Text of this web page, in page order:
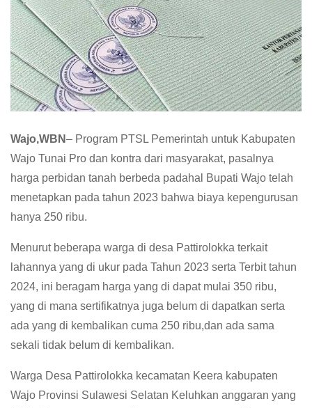
Wajo,WBN– Program PTSL Pemerintah untuk Kabupaten
Wajo Tunai Pro dan kontra dari masyarakat, pasalnya
harga perbidan tanah berbeda padahal Bupati Wajo telah
menetapkan pada tahun 2023 bahwa biaya kepengurusan
hanya 250 ribu.
Menurut beberapa warga di desa Pattirolokka terkait
lahannya yang di ukur pada Tahun 2023 serta Terbit tahun
2024, ini beragam harga yang di dapat mulai 350 ribu,
yang di mana sertifikatnya juga belum di dapatkan serta
ada yang di kembalikan cuma 250 ribu,dan ada sama
sekali tidak belum di kembalikan.
Warga Desa Pattirolokka kecamatan Keera kabupaten
Wajo Provinsi Sulawesi Selatan Keluhkan anggaran yang